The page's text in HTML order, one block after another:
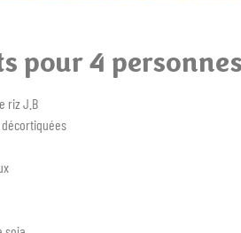
pour 4
riz J.B